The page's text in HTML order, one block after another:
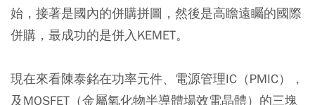
始，接著是國內的併購拼圖，然後是高瞻遠矚的國際
併購，最成功的是併入KEMET。
現在來看陳泰銘在功率元件、電源管理IC（PMIC），
及MOSFET（金屬氧化物半導體場效電晶體）的三塊